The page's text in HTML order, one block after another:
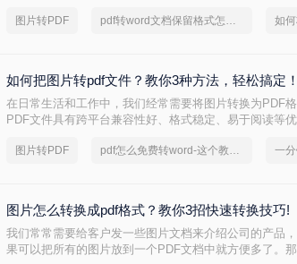
呢？本文基于Windows系统实测，系统梳理5种安全有效
图片转PDF pdf转word文档保留格式怎么操作
如何把图片转pdf文件？教你3种方法，轻松搞定！
在日常生活和工作中，我们经常需要将图片转换为PDF
PDF文件具有跨平台兼容性好、格式稳定、易于阅读等
帮助读者轻松实现格式转换。
图片转PDF pdf怎么免费转word-这个教程教你轻松搞定
图片怎么转换成pdf格式？教你3招快速转换技巧!
我们常常需要给客户发一些图片文档来介绍公司的产品
果可以把所有的图片放到一个PDF文档中就方便多了。